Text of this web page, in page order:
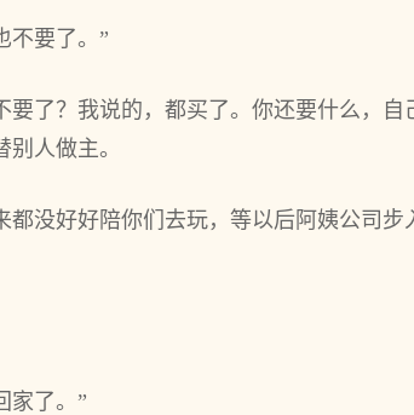
不要了。”
了？我说的，都买了。你还要什么，自
人做主。
没好好陪你们去玩，等以后阿姨公司步
家了。”